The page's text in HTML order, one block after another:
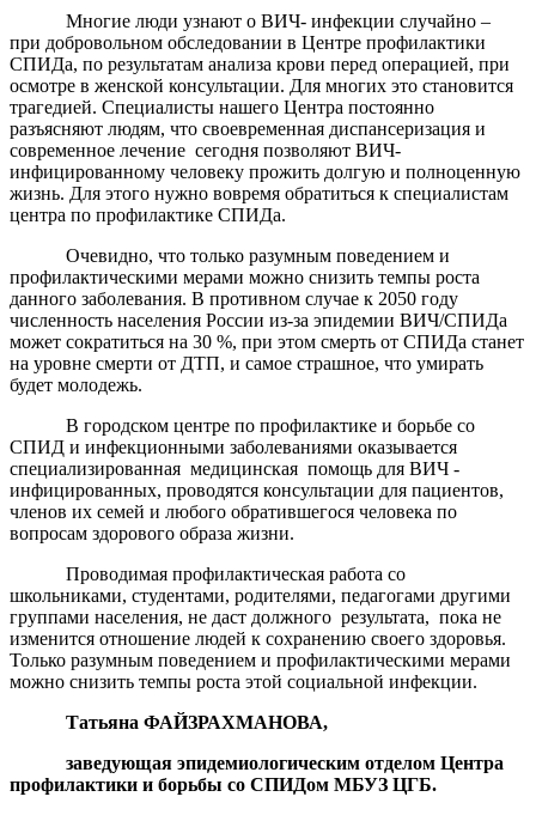
Многие люди узнают о ВИЧ- инфекции случайно –
при добровольном обследовании в Центре профилактики
СПИДа, по результатам анализа крови перед операцией, при
осмотре в женской консультации. Для многих это становится
трагедией. Специалисты нашего Центра постоянно
разъясняют людям, что своевременная диспансеризация и
современное лечение сегодня позволяют ВИЧ-
инфицированному человеку прожить долгую и полноценную
жизнь. Для этого нужно вовремя обратиться к специалистам
центра по профилактике СПИДа.
Очевидно, что только разумным поведением и
профилактическими мерами можно снизить темпы роста
данного заболевания. В противном случае к 2050 году
численность населения России из-за эпидемии ВИЧ/СПИДа
может сократиться на 30 %, при этом смерть от СПИДа станет
на уровне смерти от ДТП, и самое страшное, что умирать
будет молодежь.
В городском центре по профилактике и борьбе со
СПИД и инфекционными заболеваниями оказывается
специализированная медицинская помощь для ВИЧ -
инфицированных, проводятся консультации для пациентов,
членов их семей и любого обратившегося человека по
вопросам здорового образа жизни.
Проводимая профилактическая работа со
школьниками, студентами, родителями, педагогами другими
группами населения, не даст должного результата, пока не
изменится отношение людей к сохранению своего здоровья.
Только разумным поведением и профилактическими мерами
можно снизить темпы роста этой социальной инфекции.
Татьяна ФАЙЗРАХМАНОВА,
заведующая эпидемиологическим отделом Центра
профилактики и борьбы со СПИДом МБУЗ ЦГБ.